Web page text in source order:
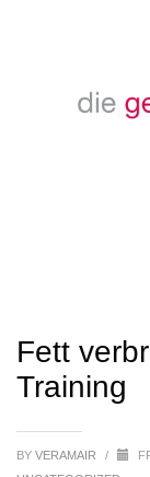
Fett
Training
BY VERAMAIR /